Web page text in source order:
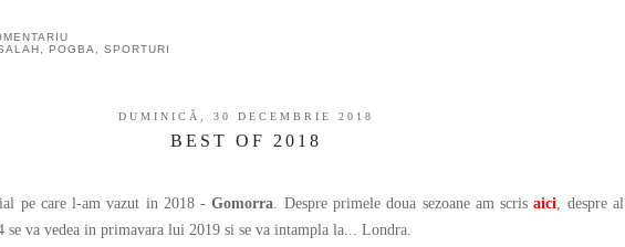
POGBA SPORTURI
DUMINICĂ, 30 DECEMBRIE 2018
BEST OF 2018
pe care l-am vazut in 2018 -Gomorra. Despre primele doua sezoane am scrisaici, despre al
se va vedea in primavara lui 2019 si se va intampla la... Londra.